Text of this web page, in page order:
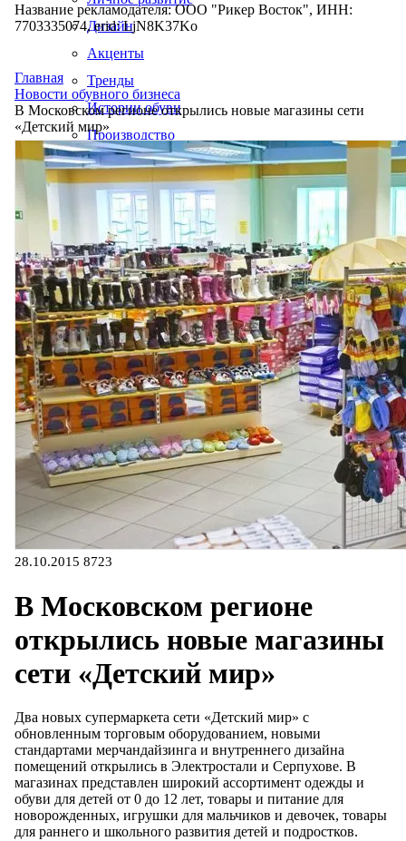
Дизайн
Акценты
Тренды
Истории обуви
Производство
Название рекламодателя: ООО "Рикер Восток", ИНН:
7703335074, erid: LjN8K37Ko
Главная
Новости обувного бизнеса
В Московском регионе открылись новые магазины сети
«Детский мир»
28.10.2015 8723
В Московском регионе
открылись новые магазины
сети «Детский мир»
Два новых супермаркета сети «Детский мир» с
обновленным торговым оборудованием, новыми
стандартами мерчандайзинга и внутреннего дизайна
помещений открылись в Электростали и Серпухове. В
магазинах представлен широкий ассортимент одежды и
обуви для детей от 0 до 12 лет, товары и питание для
новорожденных, игрушки для мальчиков и девочек, товары
для раннего и школьного развития детей и подростков.